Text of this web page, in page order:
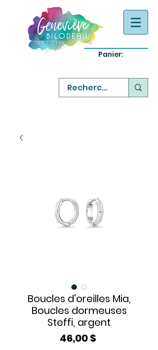
Panier:
Boucles d'oreilles Mia,
Boucles dormeuses
Steffi, argent
46,00 $Prix